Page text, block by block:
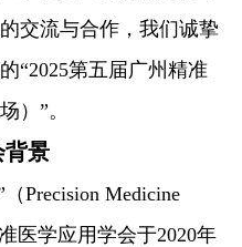
交流与合作，我们诚挚
“2025第五届广州精准
）”。
背景
Precision Medicine
医学应用学会于2020年